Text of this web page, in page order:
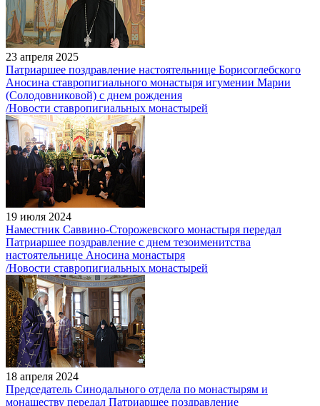
23 апреля 2025
Патриаршее поздравление настоятельнице Борисоглебского
Аносина ставропигиального монастыря игумении Марии
(Солодовниковой) с днем рождения
/Новости ставропигиальных монастырей
19 июля 2024
Наместник Саввино-Сторожевского монастыря передал
Патриаршее поздравление с днем тезоименитства
настоятельнице Аносина монастыря
/Новости ставропигиальных монастырей
18 апреля 2024
Председатель Синодального отдела по монастырям и
монашеству передал Патриаршее поздравление